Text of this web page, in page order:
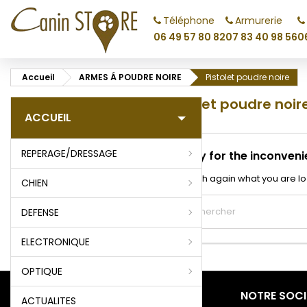
Téléphone
06 49 57 80 82
Armurerie
07 83 40 98 56
Accueil ARMES Á POUDRE NOIRE Pistolet poudre noire
ACCUEIL
REPERAGE/DRESSAGE
CHIEN
DEFENSE
ELECTRONIQUE
OPTIQUE
ACTUALITES
Pistolet poudre
Sorry for the
Search again what you are
PRODUITS NOTRE
add_circle_outline